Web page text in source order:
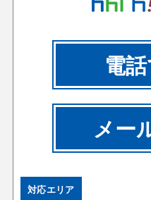
電
メー
対応エリア